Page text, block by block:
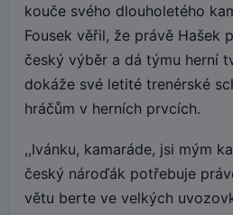
kouče svého dlouholetého
Fousek věřil, že právě Hašek
český výběr a dá týmu herní
dokáže své letité trenérské
hráčům v herních prvcích.
,,Ivánku, kamaráde, jsi mým
český nároďák potřebuje
větu berte ve velkých